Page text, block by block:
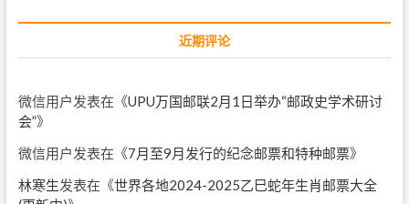
近期评论
微信用户发表在《UPU万国邮联2月1日举办“邮政史学术研讨
会”》
微信用户发表在《7月至9月发行的纪念邮票和特种邮票》
林寒生发表在《世界各地2024-2025乙巳蛇年生肖邮票大全